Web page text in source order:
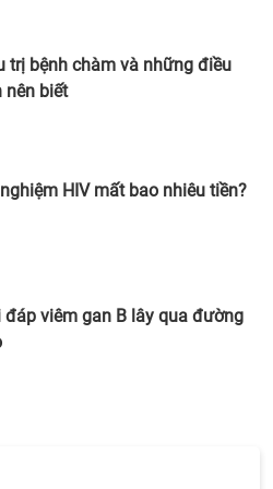
trị bệnh chàm và những điều
nên biết
HIV mất bao nhiêu tiền?
đáp viêm gan B lây qua đường